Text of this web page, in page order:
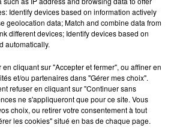
juillet 2026
Gagnez vos entrées à Terra Botanica !
Identify devices based on information actively
geolocation data; Match and combine data from
different devices; Identify devices based on
automatically.
cliquant sur "Accepter et fermer", ou affiner en
et/ou partenaires dans "Gérer mes choix".
refuser en cliquant sur "Continuer sans
ne s'appliqueront que pour ce site. Vous
choix, ou retirer votre consentement à tout
les cookies" situé en bas de chaque page.